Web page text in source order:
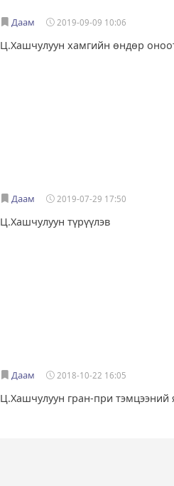
Даам 2019-09-09 10:06
Ц.Хашчулуун хамгийн өндөр
Даам 2019-07-29 17:50
Ц.Хашчулуун түрүүлэв
Даам 2018-10-22 16:05
Ц.Хашчулуун гран-при тэмцээний